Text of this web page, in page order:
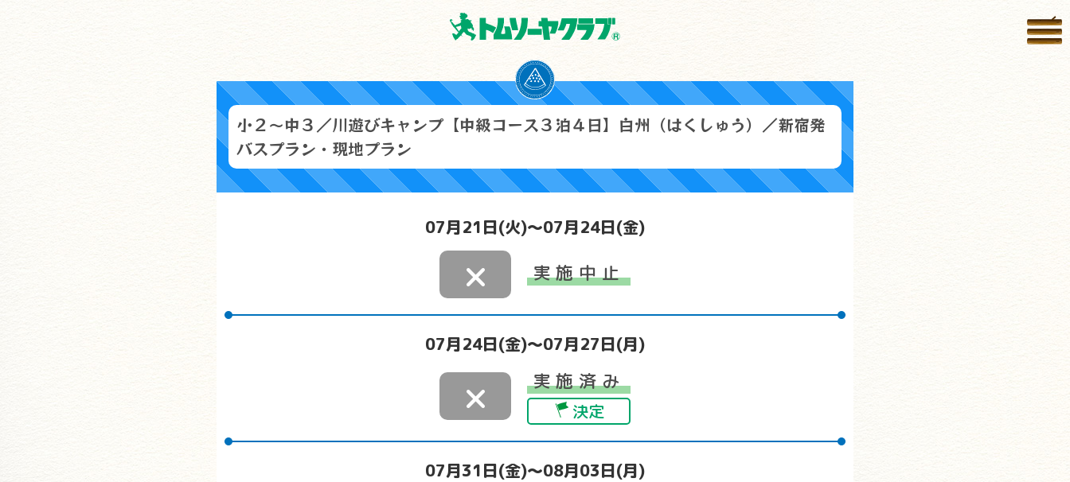
小２～中３／川遊びキャンプ【中級コース３泊４日】白州（はくしゅう）／新宿発
バスプラン・現地プラン
07月21日(火)～07月24日(金)
× 実施中止
07月24日(金)～07月27日(月)
× 実施済み
決定
07月31日(金)～08月03日(月)